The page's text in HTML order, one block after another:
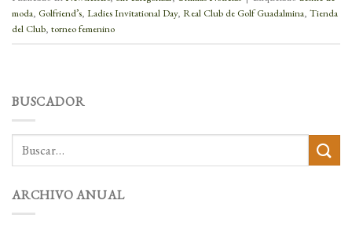
moda, Golfriend’s, Ladies Invitational Day, Real Club de Golf Guadalmina, Tienda
del Club, torneo femenino
BUSCADOR
ARCHIVO ANUAL